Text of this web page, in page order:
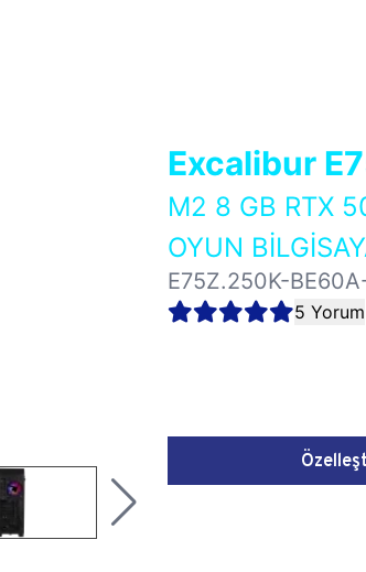
Excalibur
M2 8 GB RTX
OYUN
E75Z.250K-
5 Yorum